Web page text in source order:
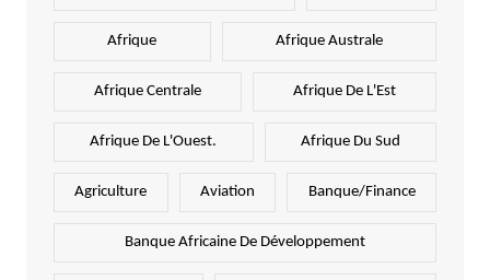
Afrique Afrique Australe
Afrique Centrale Afrique De L'Est
Afrique De L'Ouest. Afrique Du Sud
Agriculture Aviation Banque/Finance
Banque Africaine De Développement